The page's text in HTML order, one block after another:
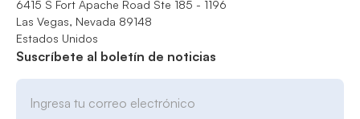
6415 S Fort Apache Road Ste 185 - 1196
Las Vegas, Nevada 89148
Estados Unidos
Suscríbete al boletín de noticias